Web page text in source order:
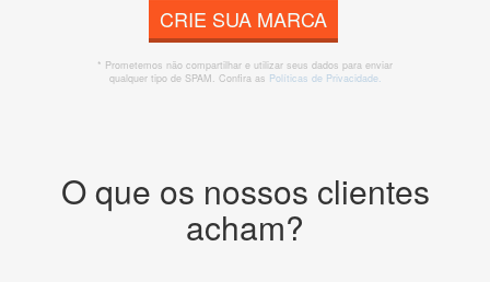
CRIE SUA MARCA
* Prometemos não compartilhar e utilizar seus dados para enviar
qualquer tipo de SPAM. Confira as Políticas de Privacidade.
O que os nossos clientes
acham?